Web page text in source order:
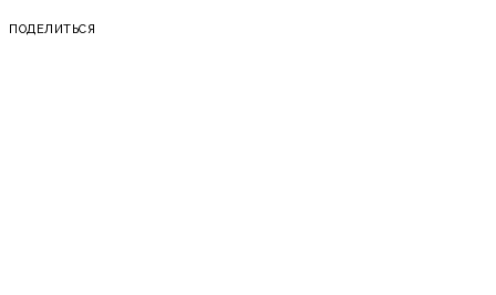
ПОДЕЛИТЬСЯ